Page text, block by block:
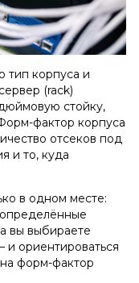
тип корпуса и
(rack)
стойку,
корпуса
отсеков под
и то, куда
в одном месте:
вы выбираете
и ориентироваться
форм‑фактор